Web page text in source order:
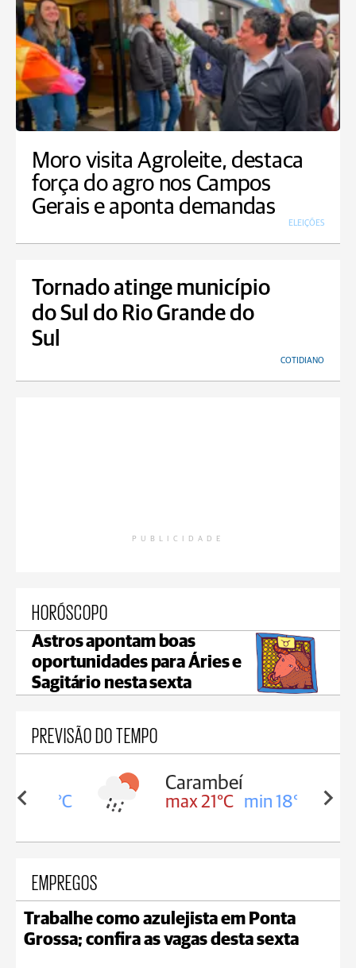
Moro visita Agroleite, destaca
força do agro nos Campos
Gerais e aponta demandas
ELEIÇÕES
Tornado atinge município
do Sul do Rio Grande do
Sul
COTIDIANO
PUBLICIDADE
HORÓSCOPO
Astros apontam boas
oportunidades para Áries e
Sagitário nesta sexta
PREVISÃO DO TEMPO
18°C
Carambeí
max 21°C min 18°C
EMPREGOS
Trabalhe como azulejista em Ponta
Grossa; confira as vagas desta sexta